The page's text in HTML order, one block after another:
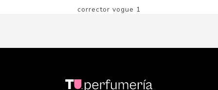
corrector vogue 1